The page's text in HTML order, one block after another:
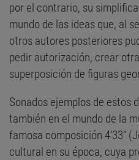
por el contrario, su
mundo de las ideas que, al
otros autores posteriores
pedir autorización, crear
superposición de figuras
Sonados ejemplos de estos
también en el mundo de la
famosa composición 4’33”
cultural en su época, cuya